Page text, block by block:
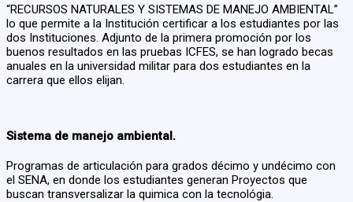
“RECURSOS NATURALES Y SISTEMAS DE MANEJO AMBIENTAL”
lo que permite a la Institución certificar a los estudiantes por las
dos Instituciones. Adjunto de la primera promoción por los
buenos resultados en las pruebas ICFES, se han logrado becas
anuales en la universidad militar para dos estudiantes en la
carrera que ellos elijan.
Sistema de manejo ambiental.
Programas de articulación para grados décimo y undécimo con
el SENA, en donde los estudiantes generan Proyectos que
buscan transversalizar la quimica con la tecnológia.